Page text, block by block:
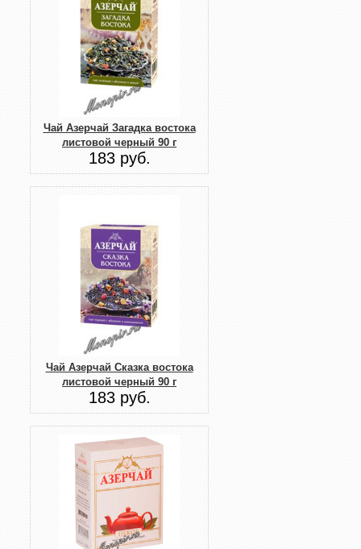
Чай Азерчай Загадка востока
листовой черный 90 г
183 руб.
Чай Азерчай Сказка востока
листовой черный 90 г
183 руб.